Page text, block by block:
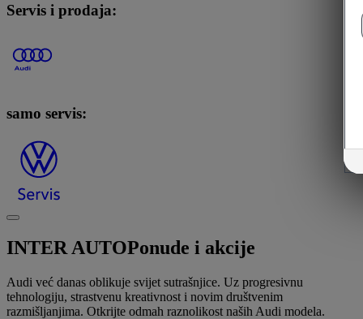
Servis i prodaja:
samo servis:
INTER AUTOPonude i akcije
Audi već danas oblikuje svijet sutrašnjice. Uz progresivnu
tehnologiju, strastvenu kreativnost i novim društvenim
razmišljanjima. Otkrijte odmah raznolikost naših Audi modela.